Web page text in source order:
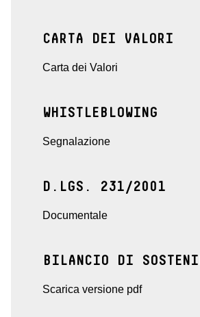
CARTA DEI VALORI
Carta dei Valori
WHISTLEBLOWING
Segnalazione
D.LGS. 231/2001
Documentale
BILANCIO DI
Scarica versione pdf